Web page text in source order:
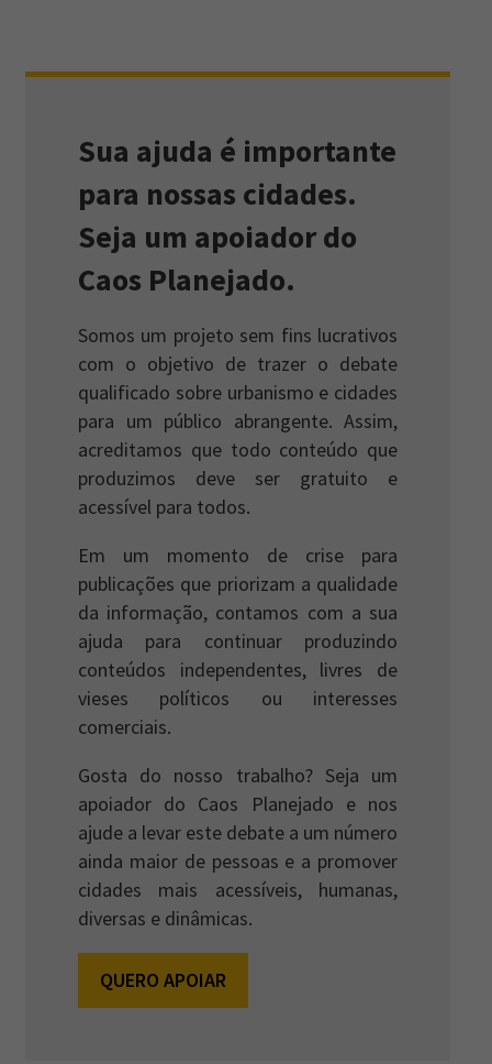
Sua ajuda é importante
para nossas cidades.
Seja um apoiador do
Caos Planejado.
Somos um projeto sem fins lucrativos
com o objetivo de trazer o debate
qualificado sobre urbanismo e cidades
para um público abrangente. Assim,
acreditamos que todo conteúdo que
produzimos deve ser gratuito e
acessível para todos.
Em um momento de crise para
publicações que priorizam a qualidade
da informação, contamos com a sua
ajuda para continuar produzindo
conteúdos independentes, livres de
vieses políticos ou interesses
comerciais.
Gosta do nosso trabalho? Seja um
apoiador do Caos Planejado e nos
ajude a levar este debate a um número
ainda maior de pessoas e a promover
cidades mais acessíveis, humanas,
diversas e dinâmicas.
QUERO APOIAR